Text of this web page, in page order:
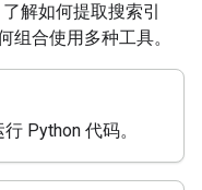
了解如何提取搜索引
组合使用多种工具。
Python 代码。